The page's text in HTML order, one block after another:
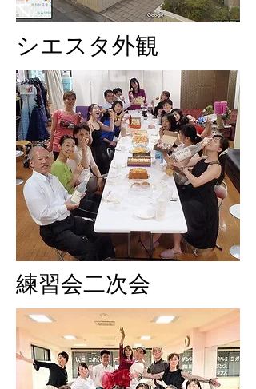
シエスタ外観
​練習会二次会